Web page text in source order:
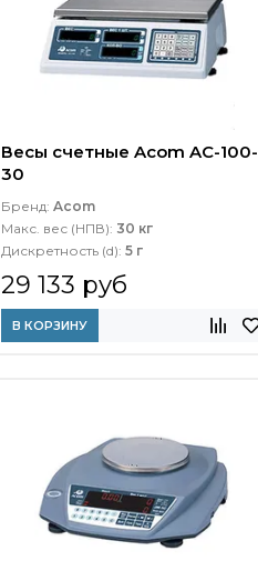
Весы счетные Acom AC-100-
30
Бренд: Acom
Макс. вес (НПВ): 30 кг
Дискретность (d): 5 г
29 133 руб
В КОРЗИНУ